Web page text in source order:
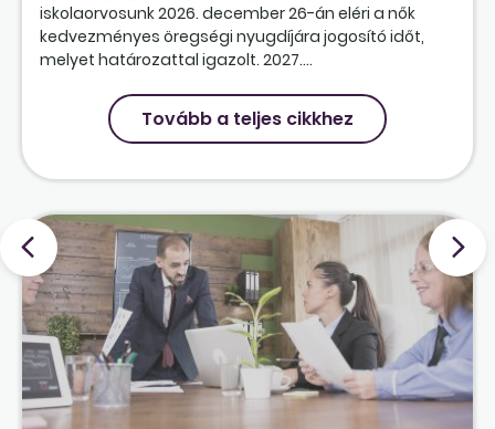
iskolaorvosunk 2026. december 26-án eléri a nők
kedvezményes öregségi nyugdíjára jogosító időt,
melyet határozattal igazolt. 2027....
Tovább a teljes cikkhez